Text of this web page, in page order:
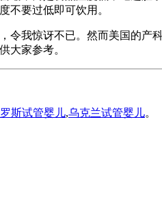
不要过低即可饮用。
我惊讶不已。然而美国的
大家参考。
斯试管婴儿,乌克兰试管婴儿。